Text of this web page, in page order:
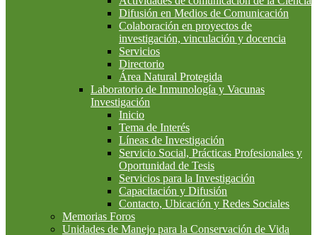
Difusión en Medios de Comunicación
Colaboración en proyectos de
investigación, vinculación y docencia
Servicios
Directorio
Área Natural Protegida
Laboratorio de Inmunología y Vacunas
Investigación
Inicio
Tema de Interés
Líneas de Investigación
Servicio Social, Prácticas Profesionales y
Oportunidad de Tesis
Servicios para la Investigación
Capacitación y Difusión
Contacto, Ubicación y Redes Sociales
Memorias Foros
Unidades de Manejo para la Conservación de Vida